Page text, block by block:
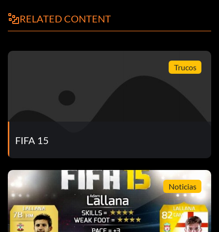
RELATED CONTENT
Trucos
FIFA 15
Noticias